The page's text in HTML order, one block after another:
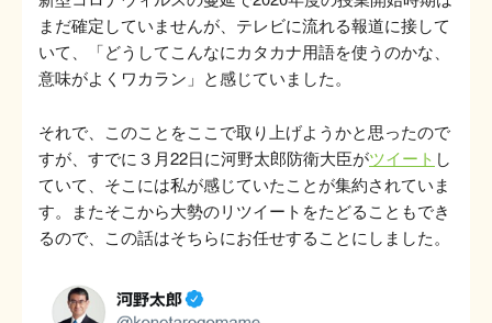
まだ確定していませんが、テレビに流れる報道に接して
いて、「どうしてこんなにカタカナ用語を使うのかな、
意味がよくワカラン」と感じていました。
それで、このことをここで取り上げようかと思ったので
すが、すでに３月22日に河野太郎防衛大臣がツイート し
ていて、そこには私が感じていたことが集約されていま
す。またそこから大勢のリツイートをたどることもでき
るので、この話はそちらにお任せすることにしました。